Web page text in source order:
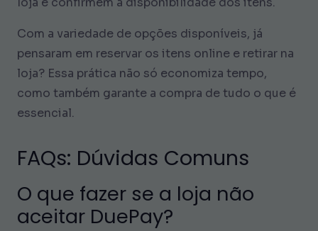
Com a variedade de opções disponíveis, já
pensaram em reservar os itens online e retirar na
loja? Essa prática não só economiza tempo,
como também garante a compra de tudo o que é
essencial.
FAQs: Dúvidas Comuns
O que fazer se a loja não
aceitar DuePay?